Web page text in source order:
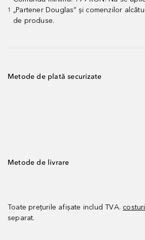
1
„Partener Douglas” și comenzilor
de produse.
Metode de plată securizate
Metode de livrare
Toate prețurile afișate includ TVA.
separat.